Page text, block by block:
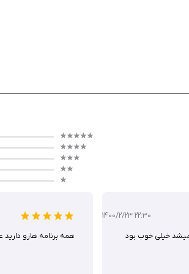
از مشاهده موجودی و انتقال وجه گرفته تا شارژ
1400/2/23 22:30
خیلی خوب بود همه برنامه هارو دارید